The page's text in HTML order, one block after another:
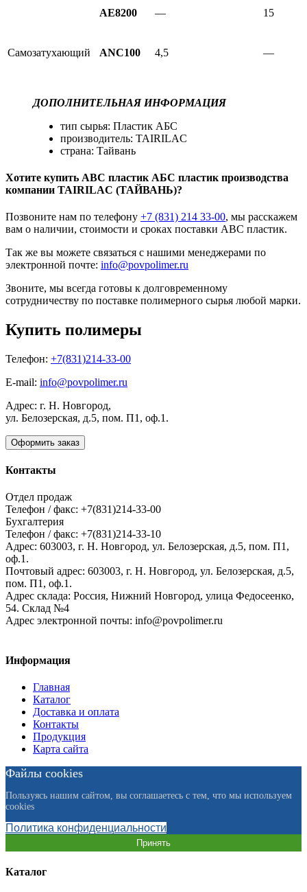
AE8200 — 15
Самозатухающий ANC100 4,5 —
ДОПОЛНИТЕЛЬНАЯ ИНФОРМАЦИЯ
тип сырья: Пластик АБС
производитель: TAIRILAC
страна: Тайвань
Хотите купить ABC пластик АБС пластик производства
компании TAIRILAC (ТАЙВАНЬ)?
Позвоните нам по телефону +7 (831) 214 33-00, мы расскажем
вам о наличии, стоимости и сроках поставки ABC пластик.
Так же вы можете связаться с нашими менеджерами по
электронной почте: info@povpolimer.ru
Звоните, мы всегда готовы к долговременному
сотрудничеству по поставке полимерного сырья любой марки.
Купить полимеры
Телефон: +7(831)214-33-00
E-mail: info@povpolimer.ru
Адрес: г. Н. Новгород,
ул. Белозерская, д.5, пом. П1, оф.1.
Оформить заказ
Контакты
Отдел продаж
Телефон / факс: +7(831)214-33-00
Бухгалтерия
Телефон / факс: +7(831)214-33-10
Адрес: 603003, г. Н. Новгород, ул. Белозерская, д.5, пом. П1,
оф.1.
Почтовый адрес: 603003, г. Н. Новгород, ул. Белозерская, д.5,
пом. П1, оф.1.
Адрес склада: Россия, Нижний Новгород, улица Федосеенко,
54. Склад №4
Адрес электронной почты: info@povpolimer.ru
Информация
Главная
Каталог
Доставка и оплата
Контакты
Продукция
Карта сайта
Файлы cookies
Пользуясь нашим сайтом, вы соглашаетесь с тем, что мы используем
cookies
Политика конфиденциальности
Принять
Каталог